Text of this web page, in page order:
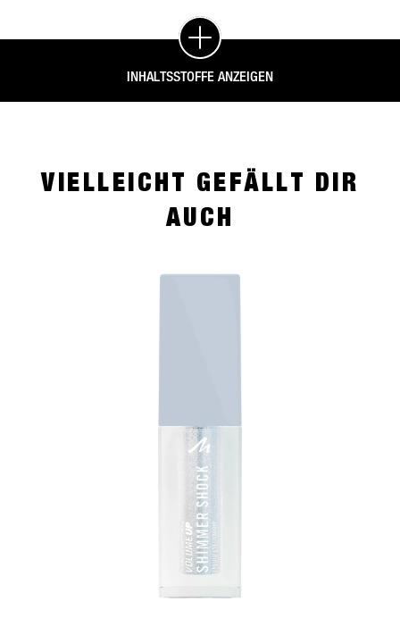
INHALTSSTOFFE ANZEIGEN
VIELLEICHT GEFÄLLT DIR
AUCH